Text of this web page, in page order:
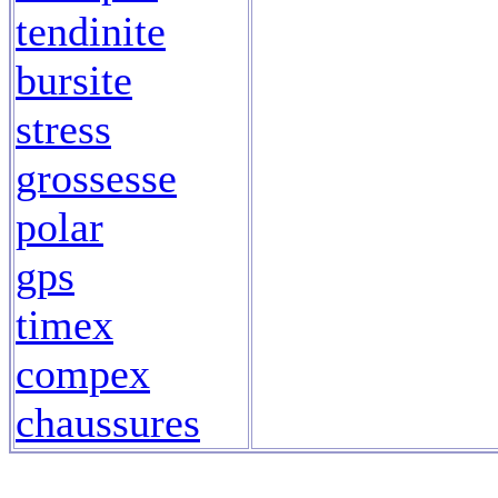
tendinite
bursite
stress
grossesse
polar
gps
timex
compex
chaussures